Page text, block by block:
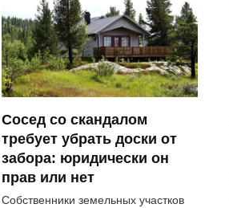
Сосед со скандалом
требует убрать доски от
забора: юридически он
прав или нет
Собственники земельных участков